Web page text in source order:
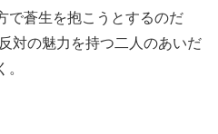
で蒼生を抱こうとするのだ
の魅力を持つ二人のあいだ
。